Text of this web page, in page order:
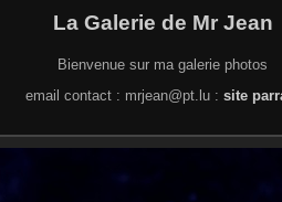
La Galerie de Mr Jean
Bienvenue sur ma galerie photos
email contact : mrjean@pt.lu : site